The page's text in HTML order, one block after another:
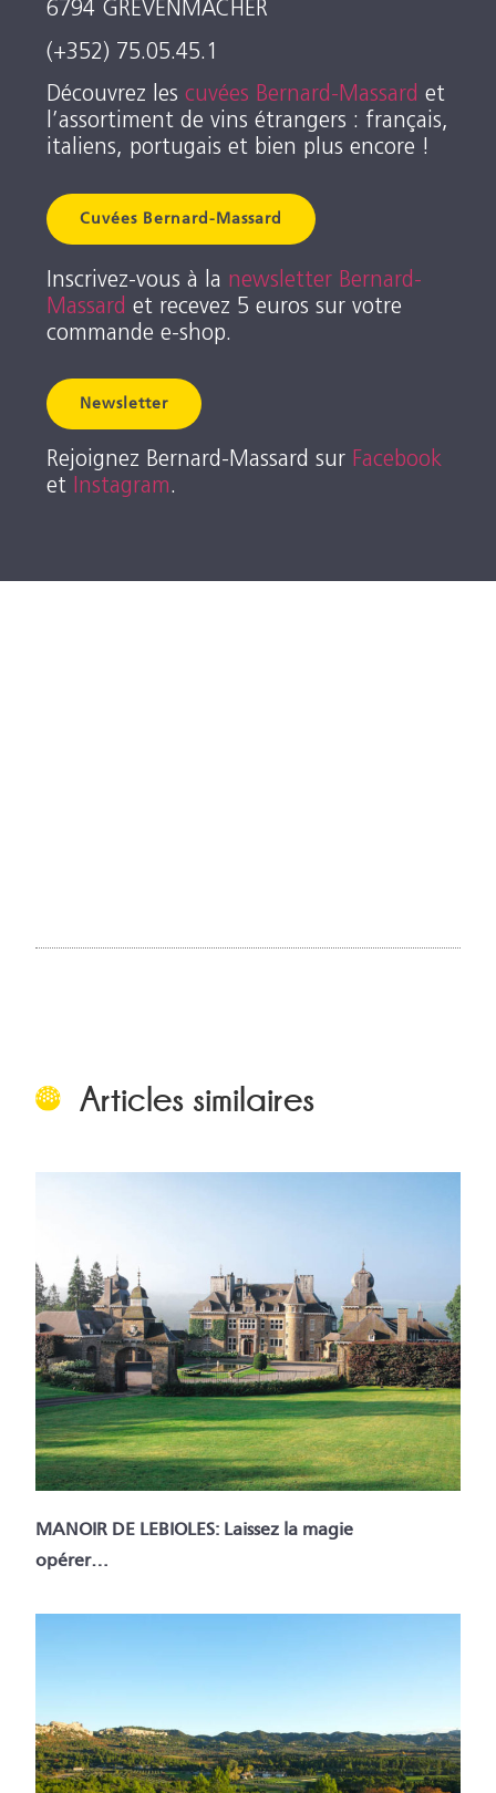
6794 GREVENMACHER
(+352) 75.05.45.1
Découvrez lescuvées Bernard-Massard et
l’assortiment de vins étrangers : français,
italiens, portugais et bien plus encore !
Cuvées Bernard-Massard
Inscrivez-vous à la newsletter Bernard-
Massard et recevez 5 euros sur votre
commande e-shop.
Newsletter
Rejoignez Bernard-Massard sur Facebook
et Instagram.
Articles similaires
MANOIR DE LEBIOLES: Laissez la magie
opérer…